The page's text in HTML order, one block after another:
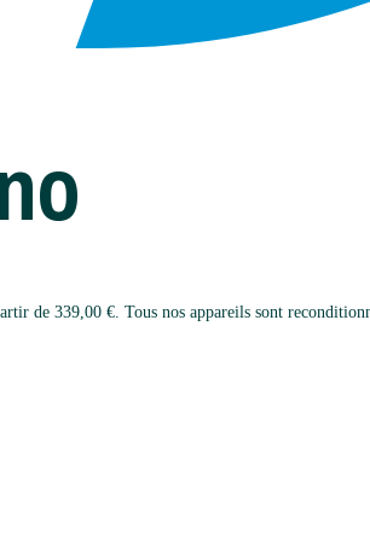
de 339,00 €. Tous nos appareils sont